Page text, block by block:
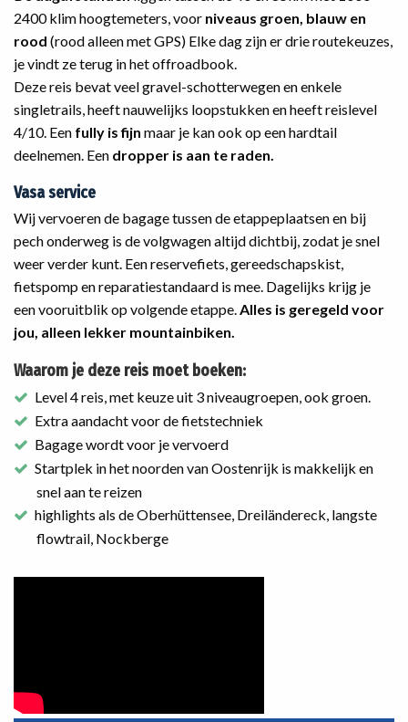
2400 klim hoogtemeters, voor niveaus groen, blauw en
rood (rood alleen met GPS) Elke dag zijn er drie routekeuzes,
je vindt ze terug in het offroadbook.
Deze reis bevat veel gravel-schotterwegen en enkele
singletrails, heeft nauwelijks loopstukken en heeft reislevel
4/10. Een fully is fijn maar je kan ook op een hardtail
deelnemen. Een dropper is aan te raden.
Vasa service
Wij vervoeren de bagage tussen de etappeplaatsen en bij
pech onderweg is de volgwagen altijd dichtbij, zodat je snel
weer verder kunt. Een reservefiets, gereedschapskist,
fietspomp en reparatiestandaard is mee. Dagelijks krijg je
een vooruitblik op volgende etappe. Alles is geregeld voor
jou, alleen lekker mountainbiken.
Waarom je deze reis moet boeken:
Level 4 reis, met keuze uit 3 niveaugroepen, ook groen.
Extra aandacht voor de fietstechniek
Bagage wordt voor je vervoerd
Startplek in het noorden van Oostenrijk is makkelijk en
snel aan te reizen
highlights als de Oberhüttensee, Dreiländereck, langste
flowtrail, Nockberge